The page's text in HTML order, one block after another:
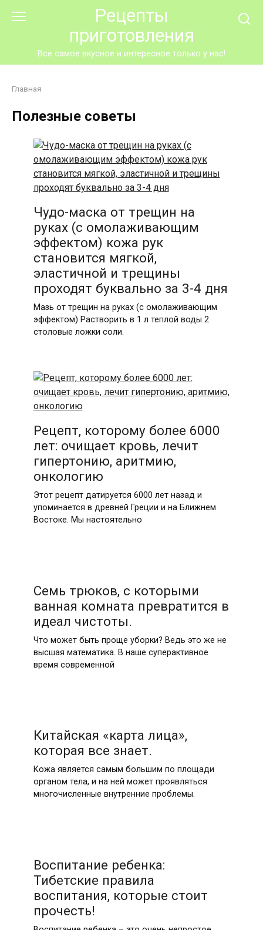
Рецепты
приготовления
Все самое вкусное и интересное только у нас!
Главная
Полезные советы
Чудо-маска от трещин на
руках (с омолаживающим
эффектом) кожа рук
становится мягкой,
эластичной и трещины
проходят буквально за 3-4 дня
Мазь от трещин на руках (с омолаживающим
эффектом) Растворить в 1 л теплой воды 2
столовые ложки соли.
Рецепт, которому более 6000
лет: очищает кровь, лечит
гипертонию, аритмию,
онкологию
Этот рецепт датируется 6000 лет назад и
упоминается в древней Греции и на Ближнем
Востоке. Мы настоятельно
Семь трюков, с которыми
ванная комната превратится в
идеал чистоты.
Что может быть проще уборки? Ведь это же не
высшая математика. В наше суперактивное
время современной
Китайская «карта лица»,
которая все знает.
Кожа является самым большим по площади
органом тела, и на ней может проявляться
многочисленные внутренние проблемы.
Воспитание ребенка:
Тибетские правила
воспитания, которые стоит
прочесть!